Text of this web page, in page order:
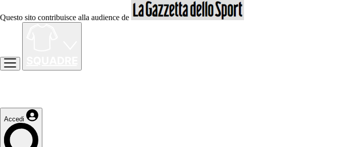
Questo sito contribuisce alla audience de
Accedi